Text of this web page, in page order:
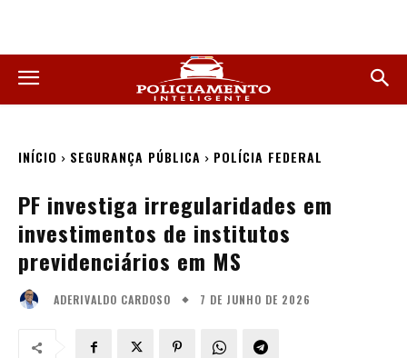
INÍCIO SEGURANÇA PÚBLICA POLÍCIA FEDERAL
PF investiga irregularidades em
investimentos de institutos
previdenciários em MS
ADERIVALDO CARDOSO 7 DE JUNHO DE 2026